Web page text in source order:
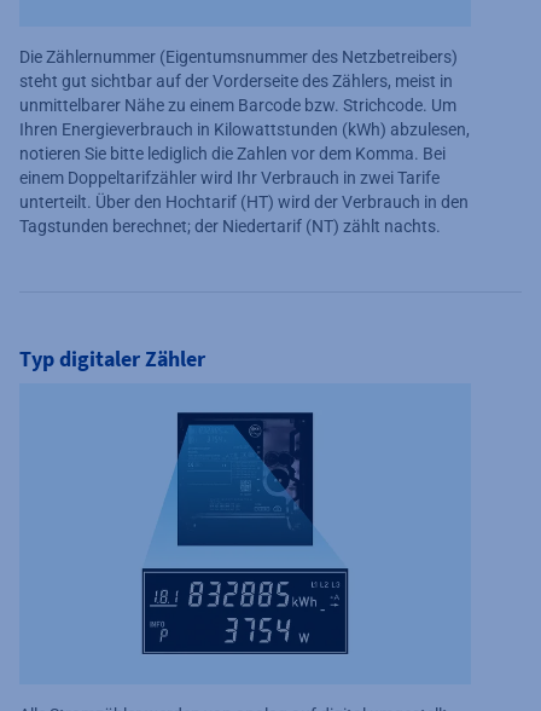
Die Zählernummer (Eigentumsnummer des Netzbetreibers)
steht gut sichtbar auf der Vorderseite des Zählers, meist in
unmittelbarer Nähe zu einem Barcode bzw. Strichcode. Um
Ihren Energieverbrauch in Kilowattstunden (kWh) abzulesen,
notieren Sie bitte lediglich die Zahlen vor dem Komma. Bei
einem Doppeltarifzähler wird Ihr Verbrauch in zwei Tarife
unterteilt. Über den Hochtarif (HT) wird der Verbrauch in den
Tagstunden berechnet; der Niedertarif (NT) zählt nachts.
Typ digitaler Zähler